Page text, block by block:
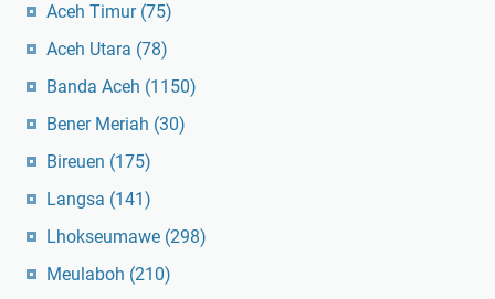
Aceh Timur (75)
Aceh Utara (78)
Banda Aceh (1150)
Bener Meriah (30)
Bireuen (175)
Langsa (141)
Lhokseumawe (298)
Meulaboh (210)